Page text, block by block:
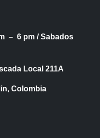
– 6 pm /Sabados
Local 211A
Colombia